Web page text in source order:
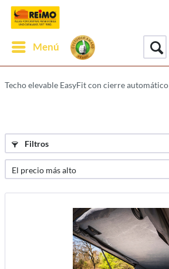
Menú
Techo elevable EasyFit con cierre automático
Filtros